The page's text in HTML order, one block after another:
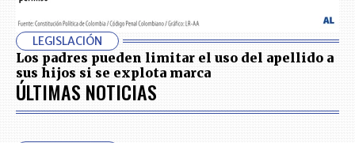
LEGISLACIÓN
Los padres pueden limitar el uso del apellido a
sus hijos si se explota marca
ÚLTIMAS NOTICIAS